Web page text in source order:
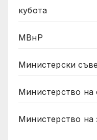
кубота
МВнР
Министерски
Министерство на
Министерство на